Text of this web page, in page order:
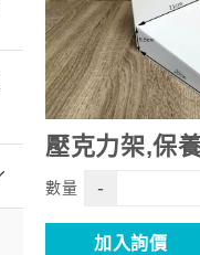
壓克力架,保
數量 -
加入詢價